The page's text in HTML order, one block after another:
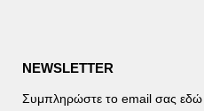
NEWSLETTER
Συμπληρώστε το email σας εδώ